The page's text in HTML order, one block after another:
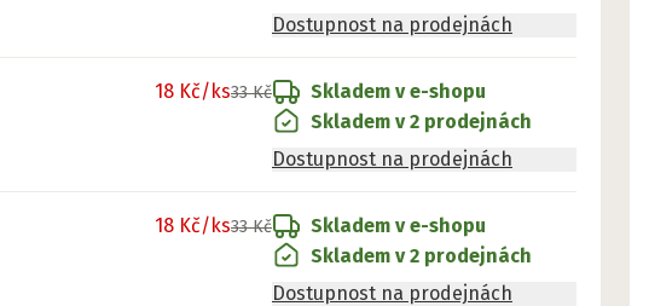
Dostupnost na prodejnách
18 Kč/ks33 Kč
Skladem v e-shopu
Skladem v 2 prodejnách
Dostupnost na prodejnách
18 Kč/ks33 Kč
Skladem v e-shopu
Skladem v 2 prodejnách
Dostupnost na prodejnách